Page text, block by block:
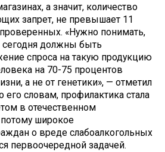
а значит, количество
запрет, не превышает 11
«Нужно понимать,
должны быть
спроса на такую продукцию
на 70-75 процентов
а не от генетики», — отметил
его словам, профилактика стала
в отечественном
широкое
о вреде слабоалкогольных
первоочередной задачей.